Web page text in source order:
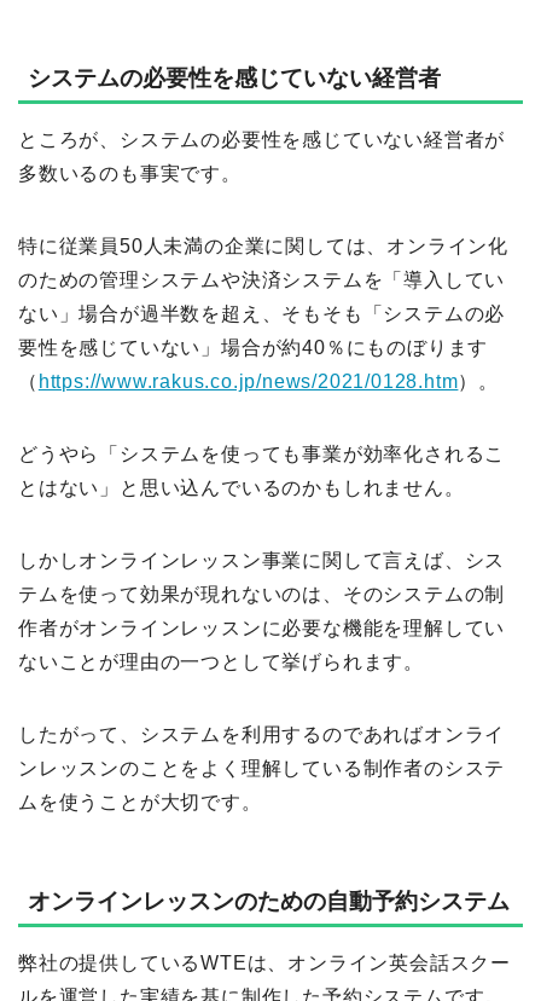
システムの必要性を感じていない経営者
ところが、システムの必要性を感じていない経営者が
多数いるのも事実です。
特に従業員50人未満の企業に関しては、オンライン化
のための管理システムや決済システムを「導入してい
ない」場合が過半数を超え、そもそも「システムの必
要性を感じていない」場合が約40％にものぼります
（ https://www.rakus.co.jp/news/2021/0128.htm）。
どうやら「システムを使っても事業が効率化されるこ
とはない」と思い込んでいるのかもしれません。
しかしオンラインレッスン事業に関して言えば、シス
テムを使って効果が現れないのは、そのシステムの制
作者がオンラインレッスンに必要な機能を理解してい
ないことが理由の一つとして挙げられます。
したがって、システムを利用するのであればオンライ
ンレッスンのことをよく理解している制作者のシステ
ムを使うことが大切です。
オンラインレッスンのための自動予約システム
弊社の提供しているWTEは、オンライン英会話スクー